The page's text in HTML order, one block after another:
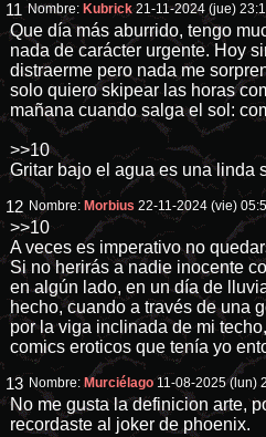
11 Nombre: Kubrick 21-11-2024 (jue)
Que día más aburrido, tengo
nada de carácter urgente. Hoy
distraerme pero nada me
solo quiero skipear las horas
mañana cuando salga el sol:
>>10
Gritar bajo el agua es una linda
12 Nombre: Morbius 22-11-2024 (vie)
>>10
A veces es imperativo no
Si no herirás a nadie inocente
en algún lado, en un día de
hecho, cuando a través de una
por la viga inclinada de mi
comics eroticos que tenía yo
13 Nombre: Murciélago 11-08-2025 (lun)
No me gusta la definicion arte,
recordaste al joker de phoenix.